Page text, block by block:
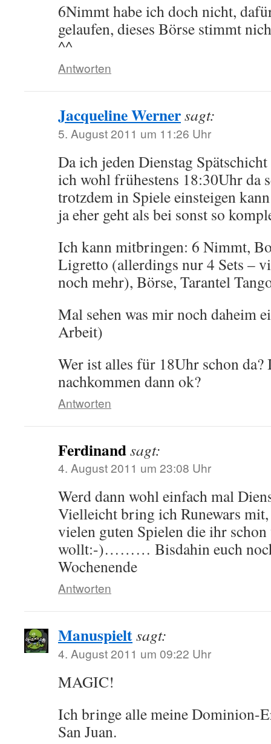
6Nimmt habe ich doch nicht,
gelaufen, dieses Börse stimmt
^^
Antworten
Jacqueline Wernersagt:
5. August 2011 um 11:26 Uhr
Da ich jeden Dienstag
ich wohl frühestens 18:30Uhr da
trotzdem in Spiele einsteigen
ja eher geht als bei sonst so
Ich kann mitbringen: 6 Nimmt,
Ligretto (allerdings nur 4 Sets –
noch mehr), Börse, Tarantel
Mal sehen was mir noch daheim
Arbeit)
Wer ist alles für 18Uhr schon
nachkommen dann ok?
Antworten
Ferdinandsagt:
4. August 2011 um 23:08 Uhr
Werd dann wohl einfach mal
Vielleicht bring ich Runewars mit,
vielen guten Spielen die ihr
wollt:-)……… Bisdahin euch
Wochenende
Antworten
Manuspieltsagt:
4. August 2011 um 09:22 Uhr
MAGIC!
Ich bringe alle meine Dominion-
San Juan.